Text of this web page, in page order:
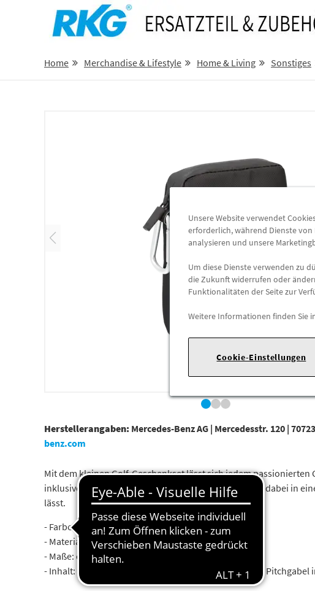
Home Merchandise & Lifestyle Home & Living Sonstiges
Herstellerangaben: Mercedes-Benz AG | Mercedesstr. 120 |
benz.com
Mit dem kleinen Golf-Geschenkset lässt sich jedem
inklusive Ballmarker. Der Inhalt des Sets befindet sich dabei in
lässt.
- Farbe: schwarz
- Material: 100 % Polyester
- Maße: ca. 12,5 x 16,5 x 2 cm
- Inhalt: 2 Zero Friction Golfbälle, 5 Zero Friction Tees, Pitchgabel
Unsere Website verwendet
erforderlich, während Dienste
analysieren und unsere
Um diese Dienste verwenden zu
die Zukunft widerrufen oder
Funktionalitäten der Seite zur
Weitere Informationen finden Sie
Cookie-Einstellungen